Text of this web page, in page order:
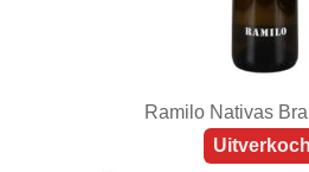
Ramilo Nativas